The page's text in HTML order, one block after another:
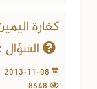
كفارة
السؤال :